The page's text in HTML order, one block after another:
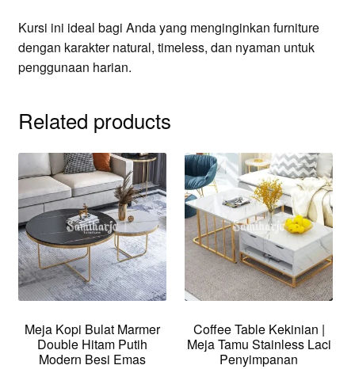
Kursi ini ideal bagi Anda yang menginginkan furniture
dengan karakter natural, timeless, dan nyaman untuk
penggunaan harian.
Related products
Meja Kopi Bulat Marmer
Double Hitam Putih
Modern Besi Emas
Coffee Table Kekinian |
Meja Tamu Stainless Laci
Penyimpanan